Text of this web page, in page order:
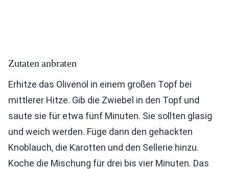
Zutaten anbraten
Erhitze das Olivenöl in einem großen Topf bei
mittlerer Hitze. Gib die Zwiebel in den Topf und
saute sie für etwa fünf Minuten. Sie sollten glasig
und weich werden. Füge dann den gehackten
Knoblauch, die Karotten und den Sellerie hinzu.
Koche die Mischung für drei bis vier Minuten. Das